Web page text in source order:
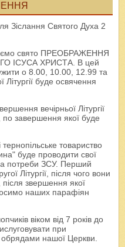
Зіслання Святого Духа 2
свято ПРЕОБРАЖЕННЯ
ІСУСА ХРИСТА. В цей
о 8.00, 10.00, 12.99 та
буде освячення
вечірньої Літургії
по завершення якої буде
товариство
буде проводити свої
потреби ЗСУ. Перший
Літургії, після чого вони
після звершення якої
наших парафіян
віком від 7 років до
при
обрядами нашої Церкви.